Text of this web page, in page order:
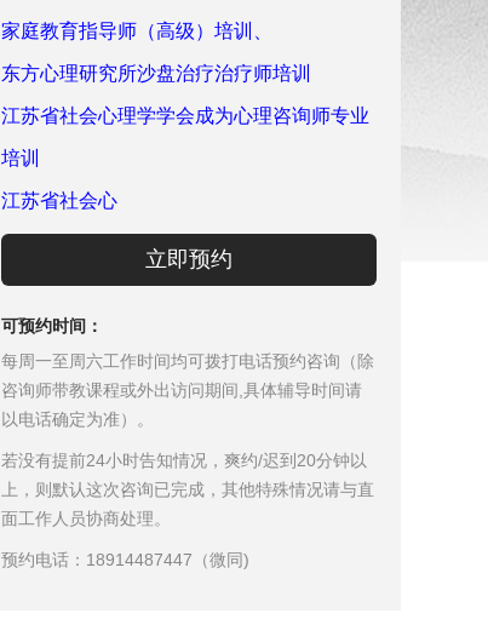
家庭教育指导师（高级）培训、
东方心理研究所沙盘治疗治疗师培训
江苏省社会心理学学会成为心理咨询师专业
培训
江苏省社会心
立即预约
可预约时间：
每周一至周六工作时间均可拨打电话预约咨询（除
咨询师带教课程或外出访问期间,具体辅导时间请
以电话确定为准）。
若没有提前24小时告知情况，爽约/迟到20分钟以
上，则默认这次咨询已完成，其他特殊情况请与直
面工作人员协商处理。
预约电话：18914487447（微同)